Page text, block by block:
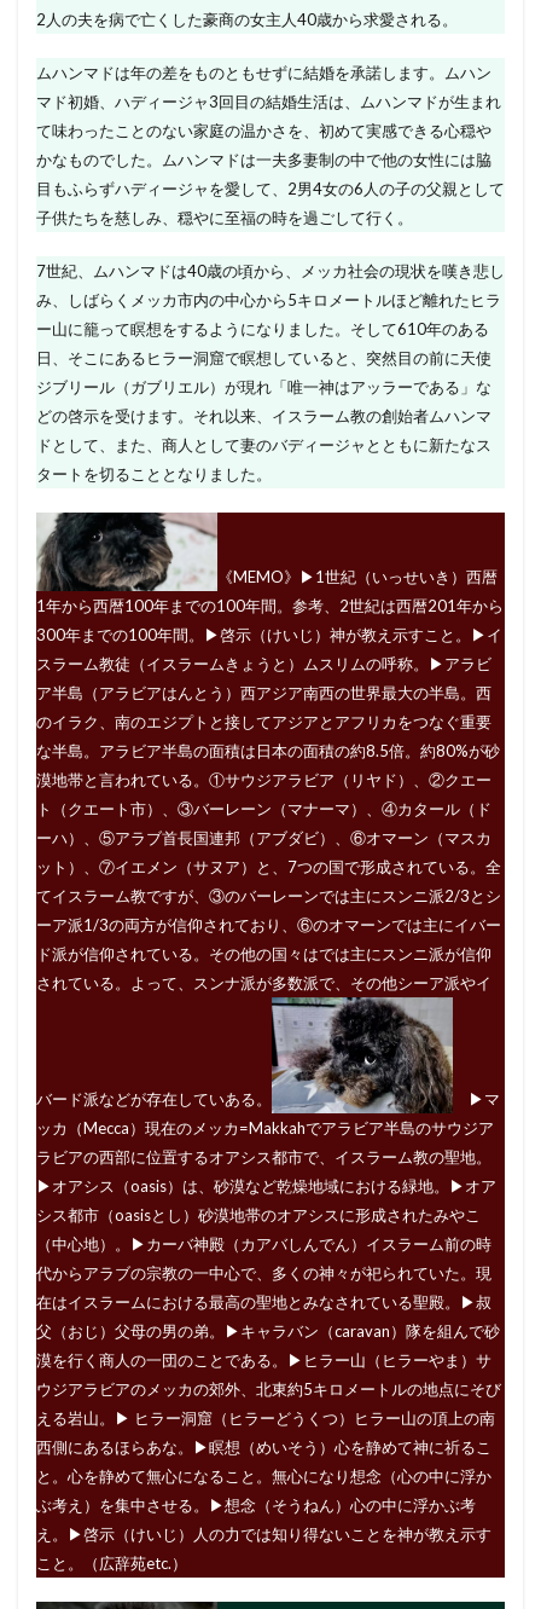
2人の夫を病で亡くした豪商の女主人40歳から求愛される。
ムハンマドは年の差をものともせずに結婚を承諾します。ムハン
マド初婚、ハディージャ3回目の結婚生活は、ムハンマドが生まれ
て味わったことのない家庭の温かさを、初めて実感できる心穏や
かなものでした。ムハンマドは一夫多妻制の中で他の女性には脇
目もふらずハディージャを愛して、2男4女の6人の子の父親として
子供たちを慈しみ、穏やに至福の時を過ごして行く。
7世紀、ムハンマドは40歳の頃から、メッカ社会の現状を嘆き悲し
み、しばらくメッカ市内の中心から5キロメートルほど離れたヒラ
ー山に籠って瞑想をするようになりました。そして610年のある
日、そこにあるヒラー洞窟で瞑想していると、突然目の前に天使
ジブリール（ガブリエル）が現れ「唯一神はアッラーである」な
どの啓示を受けます。それ以来、イスラーム教の創始者ムハンマ
ドとして、また、商人として妻のバディージャとともに新たなス
タートを切ることとなりました。
《MEMO》▶︎1世紀（いっせいき）西暦
1年から西暦100年までの100年間。参考、2世紀は西暦201年から
300年までの100年間。▶︎啓示（けいじ）神が教え示すこと。▶︎イ
スラーム教徒（イスラームきょうと）ムスリムの呼称。▶︎アラビ
ア半島（アラビアはんとう）西アジア南西の世界最大の半島。西
のイラク、南のエジプトと接してアジアとアフリカをつなぐ重要
な半島。アラビア半島の面積は日本の面積の約8.5倍。約80%が砂
漠地帯と言われている。①サウジアラビア（リヤド）、②クエー
ト（クエート市）、③バーレーン（マナーマ）、④カタール（ド
ーハ）、⑤アラブ首長国連邦（アブダビ）、⑥オマーン（マスカ
ット）、⑦イエメン（サヌア）と、7つの国で形成されている。全
てイスラーム教ですが、③のバーレーンでは主にスンニ派2/3とシ
ーア派1/3の両方が信仰されており、⑥のオマーンでは主にイバー
ド派が信仰されている。その他の国々はでは主にスンニ派が信仰
されている。よって、スンナ派が多数派で、その他シーア派やイ
バード派などが存在していある。
▶︎マ
ッカ（Mecca）現在のメッカ=Makkahでアラビア半島のサウジア
ラビアの西部に位置するオアシス都市で、イスラーム教の聖地。
▶︎オアシス（oasis）は、砂漠など乾燥地域における緑地。▶︎オア
シス都市（oasisとし）砂漠地帯のオアシスに形成されたみやこ
（中心地）。▶︎カーバ神殿（カアバしんでん）イスラーム前の時
代からアラブの宗教の一中心で、多くの神々が祀られていた。現
在はイスラームにおける最高の聖地とみなされている聖殿。▶︎叔
父（おじ）父母の男の弟。▶︎キャラバン（caravan）隊を組んで砂
漠を行く商人の一団のことである。▶︎ヒラー山（ヒラーやま）サ
ウジアラビアのメッカの郊外、北東約5キロメートルの地点にそび
える岩山。▶︎ ヒラー洞窟（ヒラーどうくつ）ヒラー山の頂上の南
西側にあるほらあな。▶︎瞑想（めいそう）心を静めて神に祈るこ
と。心を静めて無心になること。無心になり想念（心の中に浮か
ぶ考え）を集中させる。▶︎想念（そうねん）心の中に浮かぶ考
え。▶︎啓示（けいじ）人の力では知り得ないことを神が教え示す
こと。（広辞苑etc.）